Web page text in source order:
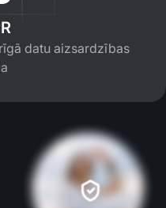
datu aizsardzības